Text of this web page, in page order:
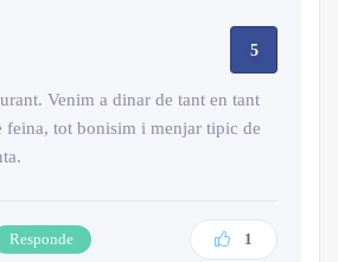
5
Venim a dinar de tant en tant
feina, tot bonisim i menjar tipic de
Responde 1